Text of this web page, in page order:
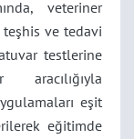
veteriner
ve tedavi
testlerine
eşit
eğitimde